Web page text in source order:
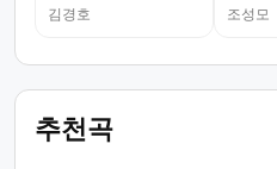
김경호 조성모
추천곡